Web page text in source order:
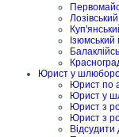
Ізюмський
Юрист у
Юрист по
Юрист у
Юрист з
Юрист з
Відсудити